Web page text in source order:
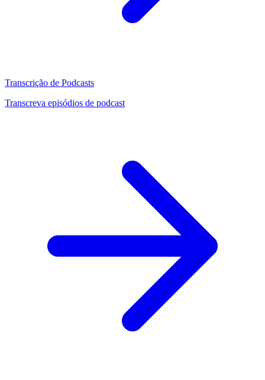
Transcrição de Podcasts
Transcreva episódios de podcast